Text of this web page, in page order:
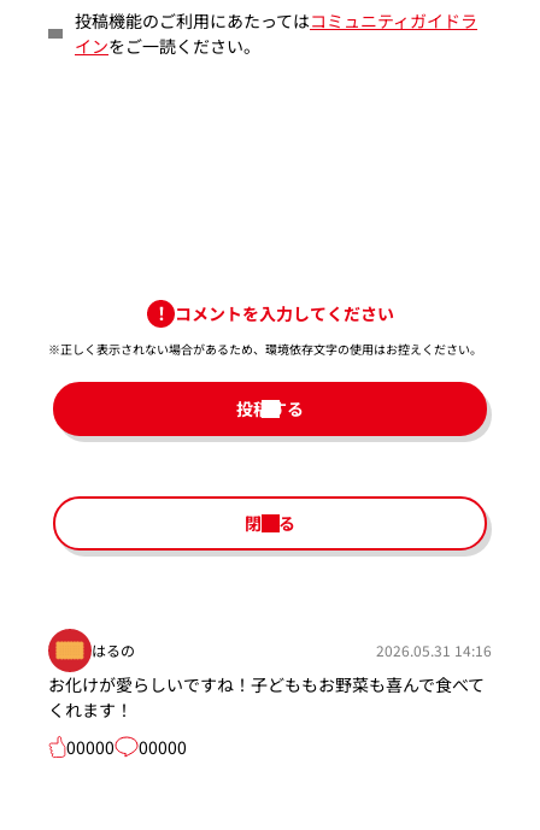
投稿機能のご利用にあたってはコミュニティガイドラ
インをご一読ください。
コメントを入力してください
※正しく表示されない場合があるため、環境依存文字の使用はお控えください。​
投稿する
閉じる
はるの 2026.05.31 14:16
お化けが愛らしいですね！子どももお野菜も喜んで食べて
くれます！
00000
00000